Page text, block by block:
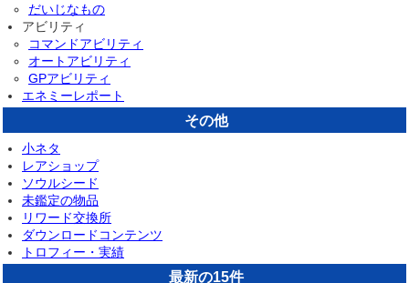
だいじなもの
アビリティ
コマンドアビリティ
オートアビリティ
GPアビリティ
エネミーレポート
その他
小ネタ
レアショップ
ソウルシード
未鑑定の物品
リワード交換所
ダウンロードコンテンツ
トロフィー・実績
最新の15件